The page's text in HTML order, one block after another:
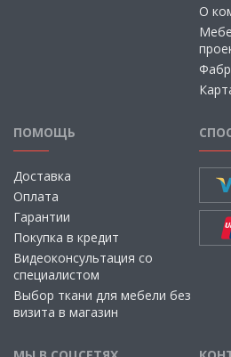
О
ПОМОЩЬ
Доставка
Оплата
Гарантии
Покупка в кредит
Видеоконсультация со
специалистом
Выбор ткани для мебели без
визита в магазин